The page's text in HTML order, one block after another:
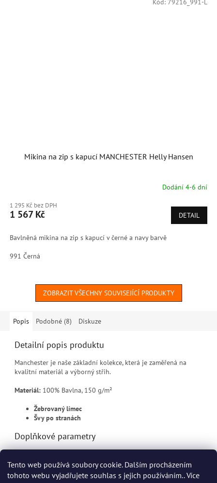
Tento web používá soubory cookie. Dalším procházením
tohoto webu vyjadřujete souhlas s jejich používáním.. Více
Mikina na zip s kapucí MANCHESTER Helly Hansen
Dodání 4-6 dní
1 295 Kč bez DPH
1 567 Kč DETAIL
Bavlněná mikina na zip s kapucí v černé a navy barvě
991 Černá
Kód: 79216_991-L
ZOBRAZIT VŠECHNY SOUVISEJÍCÍ PRODUKTY
Popis Podobné (8) Diskuze
Detailní popis produktu
Manchester je naše základní kolekce, která je zaměřená na
kvalitní materiál a výborný střih.
Materiál: 100% Bavlna, 150 g/m²
Žebrovaný límec
Švy po stranách
Doplňkové parametry
EAN : 7040058049593